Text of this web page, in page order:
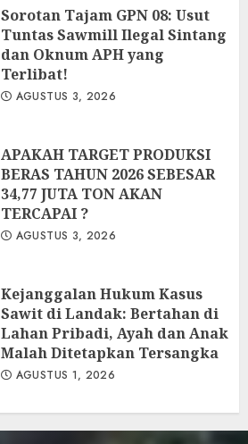
‎Sorotan Tajam GPN 08: Usut
Tuntas Sawmill Ilegal Sintang
dan Oknum APH yang
Terlibat!
AGUSTUS 3, 2026
APAKAH TARGET PRODUKSI
BERAS TAHUN 2026 SEBESAR
34,77 JUTA TON AKAN
TERCAPAI ?
AGUSTUS 3, 2026
Kejanggalan Hukum Kasus
Sawit di Landak: Bertahan di
Lahan Pribadi, Ayah dan Anak
Malah Ditetapkan Tersangka
AGUSTUS 1, 2026